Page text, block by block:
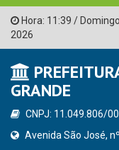
Hora: 11:39 / Domingo
2026
GRANDE
CNPJ: 11.049.806/
Avenida São José,